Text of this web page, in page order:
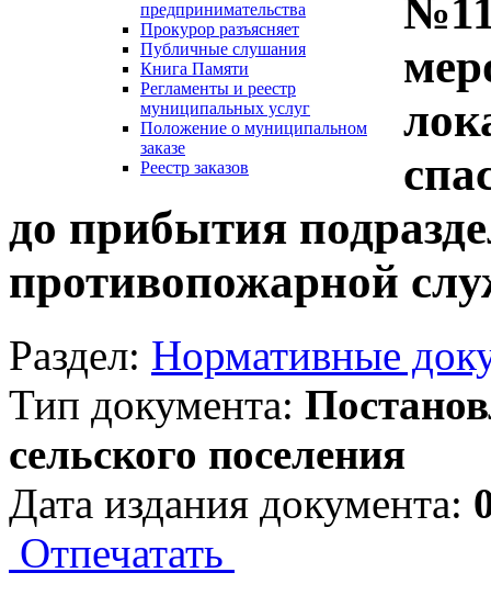
предпринимательства
Прокурор разъясняет
Публичные слушания
Книга Памяти
Регламенты и реестр
муниципальных услуг
Положение о муниципальном
заказе
Реестр заказов
до прибытия
противопожарной
Раздел: Нормативные
Тип документа:
сельского поселения
Дата издания документа:
Отпечатать